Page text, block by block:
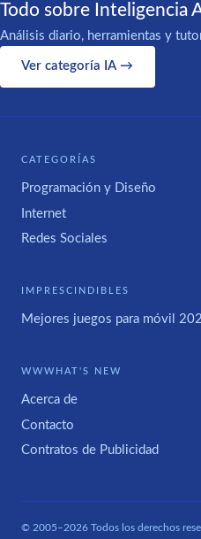
Todo sobre Inteligencia
Análisis diario, herramientas y
Ver categoría IA →
CATEGORÍAS
Programación y Diseño
Internet
Redes Sociales
IMPRESCINDIBLES
Mejores juegos para móvil
WWWHAT'S NEW
Acerca de
Contacto
Contratos de Publicidad
© 2005–2026 Todos los derechos